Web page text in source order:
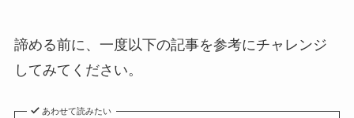
諦める前に、一度以下の記事を参考にチャレンジ
してみてください。
あわせて読みたい